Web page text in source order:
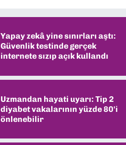
Yapay zekâ yine sınırları aştı:
Güvenlik testinde gerçek
internete sızıp açık kullandı
Uzmandan hayati uyarı: Tip 2
diyabet vakalarının yüzde 80'i
önlenebilir